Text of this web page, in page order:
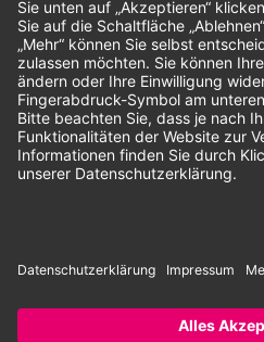
Unsere Zahlungsarten:
Rechnung SEPA-Lastschrift